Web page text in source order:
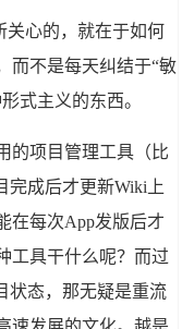
关心的，就在于如何
而不是每天纠结于“敏
式主义的东西。
的项目管理工具（比
完成后才更新Wiki上
在每次App发版后才
工具干什么呢？而过
状态，那无疑是重流